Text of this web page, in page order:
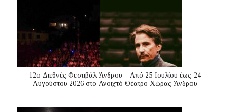
12ο Διεθνές Φεστιβάλ Άνδρου – Από 25 Ιουλίου έως 24
Αυγούστου 2026 στο Ανοιχτό Θέατρο Χώρας Άνδρου